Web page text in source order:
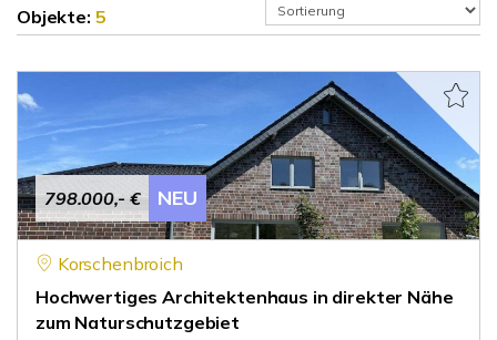
Objekte: 5
798.000,- € NEU
Korschenbroich
Hochwertiges Architektenhaus in direkter Nähe
zum Naturschutzgebiet